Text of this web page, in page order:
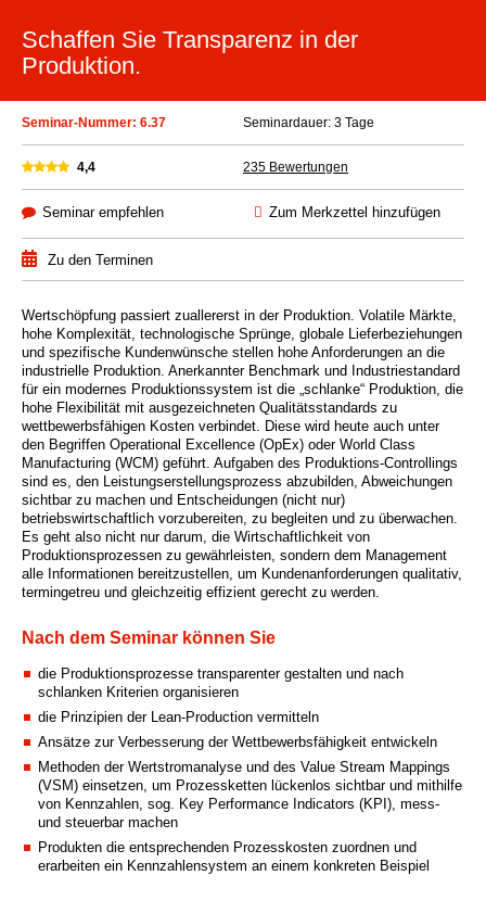
Schaffen Sie Transparenz in der
Produktion.
Seminar-Nummer: 6.37 Seminardauer: 3 Tage
4,4 235 Bewertungen
Seminar empfehlen Zum Merkzettel hinzufügen
Zu den Terminen
Wertschöpfung passiert zuallererst in der Produktion. Volatile Märkte,
hohe Komplexität, technologische Sprünge, globale Lieferbeziehungen
und spezifische Kundenwünsche stellen hohe Anforderungen an die
industrielle Produktion. Anerkannter Benchmark und Industriestandard
für ein modernes Produktionssystem ist die „schlanke“ Produktion, die
hohe Flexibilität mit ausgezeichneten Qualitätsstandards zu
wettbewerbsfähigen Kosten verbindet. Diese wird heute auch unter
den Begriffen Operational Excellence (OpEx) oder World Class
Manufacturing (WCM) geführt. Aufgaben des Produktions-Controllings
sind es, den Leistungserstellungsprozess abzubilden, Abweichungen
sichtbar zu machen und Entscheidungen (nicht nur)
betriebswirtschaftlich vorzubereiten, zu begleiten und zu überwachen.
Es geht also nicht nur darum, die Wirtschaftlichkeit von
Produktionsprozessen zu gewährleisten, sondern dem Management
alle Informationen bereitzustellen, um Kundenanforderungen qualitativ,
termingetreu und gleichzeitig effizient gerecht zu werden.
Nach dem Seminar können Sie
die Produktionsprozesse transparenter gestalten und nach
schlanken Kriterien organisieren
die Prinzipien der Lean-Production vermitteln
Ansätze zur Verbesserung der Wettbewerbsfähigkeit entwickeln
Methoden der Wertstromanalyse und des Value Stream Mappings
(VSM) einsetzen, um Prozessketten lückenlos sichtbar und mithilfe
von Kennzahlen, sog. Key Performance Indicators (KPI), mess-
und steuerbar machen
Produkten die entsprechenden Prozesskosten zuordnen und
erarbeiten ein Kennzahlensystem an einem konkreten Beispiel